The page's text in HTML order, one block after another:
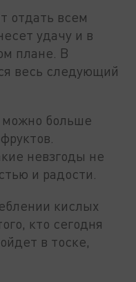
отдать всем
удачу и в
плане. В
весь следующий
можно больше
невзгоды не
и радости.
кислых
кто сегодня
в тоске,